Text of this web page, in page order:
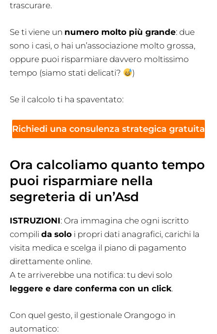
trascurare.
Se ti viene un numero molto più grande: due
sono i casi, o hai un’associazione molto grossa,
oppure puoi risparmiare davvero moltissimo
tempo (siamo stati delicati?
)
Se il calcolo ti ha spaventato:
Richiedi una consulenza strategica gratuita
Ora calcoliamo quanto tempo
puoi risparmiare nella
segreteria di un’Asd
ISTRUZIONI: Ora immagina che ogni iscritto
compili da solo i propri dati anagrafici, carichi la
visita medica e scelga il piano di pagamento
direttamente online.
A te arriverebbe una notifica: tu devi solo
leggere e dare conferma con un click.
Con quel gesto, il gestionale Orangogo in
automatico: